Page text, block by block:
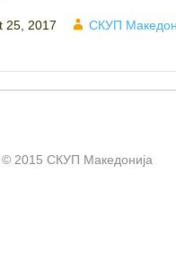
25, 2017 Author
СКУП
2015 СКУП Македонија